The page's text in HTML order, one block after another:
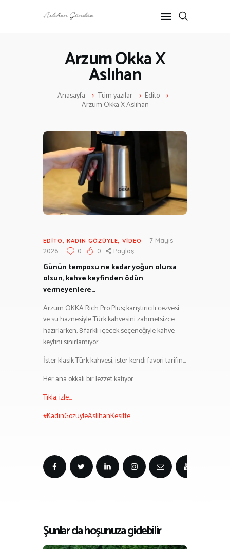
Arzum Okka X
Aslıhan
Anasayfa Tüm yazılar Edito
Arzum Okka X Aslıhan
ANASAYFA
ANNE-ÇOCUK
HAKKIMDA
İLETIŞIM
EDITO, KADIN GÖZÜYLE, VIDEO
7 Mayıs
2026
0 0 Paylaş
Günün temposu ne kadar yoğun olursa
olsun, kahve keyfinden ödün
vermeyenlere…
Arzum OKKA Rich Pro Plus; karıştırıcılı cezvesi
ve su haznesiyle Türk kahvesini zahmetsizce
hazırlarken, 8 farklı içecek seçeneğiyle kahve
keyfini sınırlamıyor.
İster klasik Türk kahvesi, ister kendi favori tarifin…
Her ana okkalı bir lezzet katıyor.
Tıkla, izle…
#KadinGozuyleAslihanKesifte
Şunlar da hoşunuza gidebilir